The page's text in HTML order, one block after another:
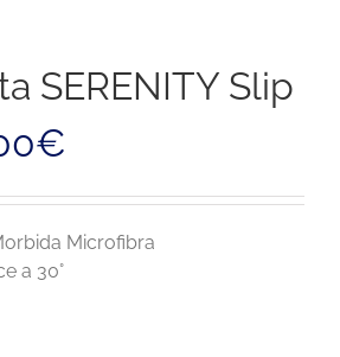
SERENITY Slip
€
è:
24,00€.
Microfibra
a 30°